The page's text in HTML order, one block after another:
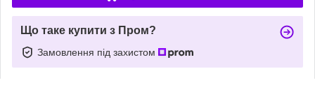
Що таке купити з Пром?
Замовлення під захистом